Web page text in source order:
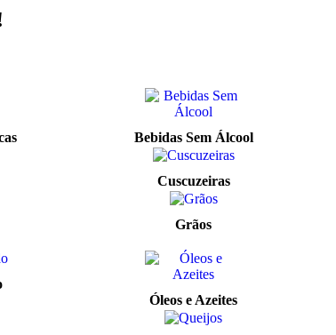
Bebidas Sem Álcool
Cuscuzeiras
Grãos
Óleos e Azeites